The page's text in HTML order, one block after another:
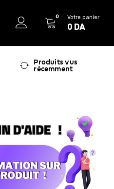
0 Votre panier
0 DA
Produits vus
récemment